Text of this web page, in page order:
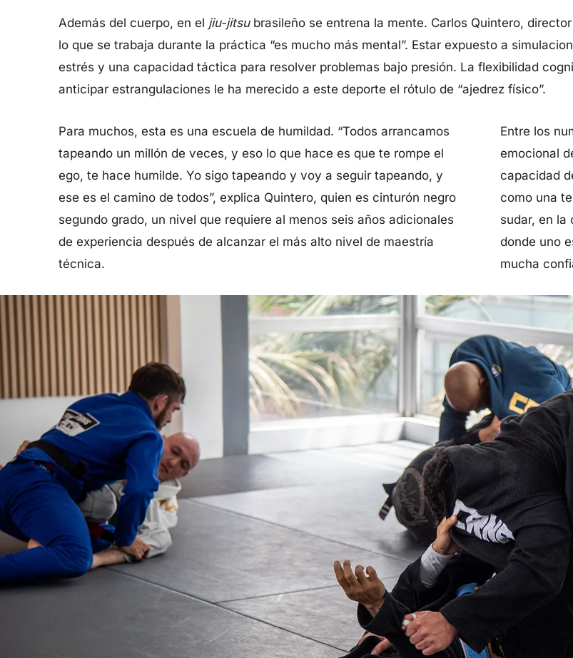
Además del cuerpo, en el jiu-jitsu brasileño se entrena la mente. Carlos Quintero,
lo que se trabaja durante la práctica “es mucho más mental”. Estar expuesto a
estrés y una capacidad táctica para resolver problemas bajo presión. La flexibilidad
anticipar estrangulaciones le ha merecido a este deporte el rótulo de “ajedrez físico”.
Para muchos, esta es una escuela de humildad. “Todos arrancamos
tapeando un millón de veces, y eso lo que hace es que te rompe el
ego, te hace humilde. Yo sigo tapeando y voy a seguir tapeando, y
ese es el camino de todos”, explica Quintero, quien es cinturón negro
segundo grado, un nivel que requiere al menos seis años adicionales
de experiencia después de alcanzar el más alto nivel de maestría
técnica.
Entre los
emocional
capacidad
como una
sudar, en la
donde uno
mucha